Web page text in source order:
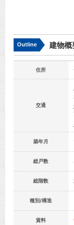
Outline 建物概
住所
交通
築年月
総戸数
総階数
種別/構造
賃料